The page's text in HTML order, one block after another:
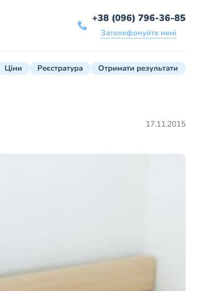
+38 (096) 796-36-85
Зателефонуйте мені
Ціни Реєстратура Отримати результати
17.11.2015